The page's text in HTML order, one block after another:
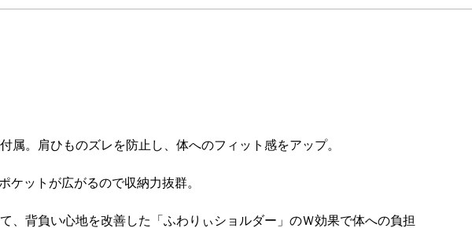
属。肩ひものズレを防止し、体へのフィット感をアップ。
ケットが広がるので収納力抜群。
、背負い心地を改善した「ふわりぃショルダー」のＷ効果で体への負担